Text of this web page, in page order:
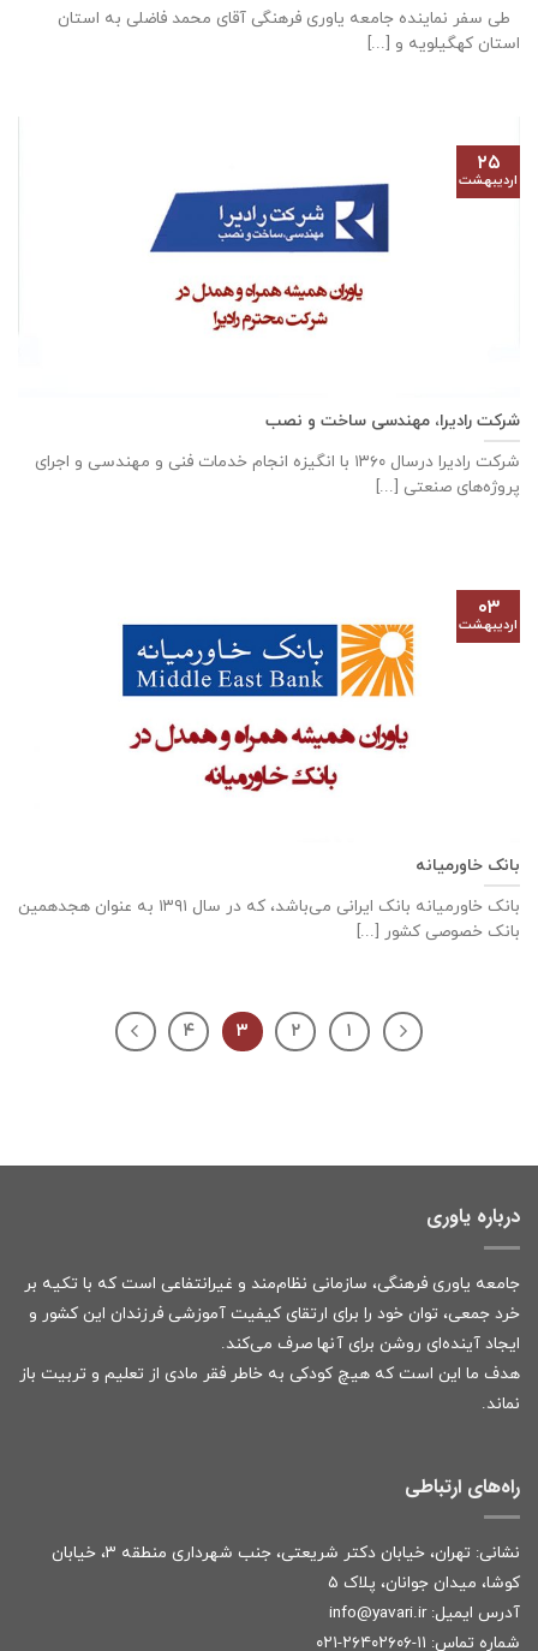
طی سفر نماینده جامعه یاوری فرهنگی آقای محمد فاضلی به استان
استان کهگیلویه و [...]
شرکت رادیرا، مهندسی ساخت و نصب
شرکت رادیرا درسال ۱۳۶۰ با انگیزه انجام خدمات فنی و مهندسی و اجرای
پروژه‌های صنعتی [...]
۲۵
اردیبهشت
بانک خاورمیانه
بانک خاورمیانه بانک ایرانی می‌باشد، که در سال ۱۳۹۱ به عنوان هجدهمین
بانک خصوصی کشور [...]
۰۳
اردیبهشت
۱ ۲ ۳ ۴
درباره یاوری
جامعه یاوری فرهنگی، سازمانی نظام‌مند و غیرانتفاعی است که با تکیه بر
خرد جمعی، توان خود را برای ارتقای کیفیت آموزشی فرزندان این کشور و
ایجاد آینده‌ای روشن برای آنها صرف می‌کند.
هدف ما این است که هیچ کودکی به خاطر فقر مادی از تعلیم و تربیت باز
نماند.
راه‌های ارتباطی
نشانی: تهران، خیابان دکتر شریعتی، جنب شهرداری منطقه ۳، خیابان
کوشا، میدان جوانان، پلاک ۵
آدرس ایمیل: info@yavari.ir
شماره تماس: ۱۱-۲۶۴۰۲۶۰۶-۰۲۱